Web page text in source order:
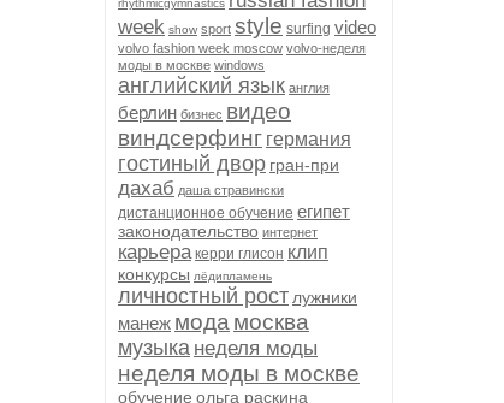
rhythmicgymnastics
week show sport style surfing video
volvo fashion week moscow volvo-неделя
моды в москве windows
английский язык англия
берлин бизнес видео
виндсерфинг германия
гостиный двор гран-при
дахаб даша стравински
дистанционное обучение египет
законодательство интернет
карьера керри глисон клип
конкурсы лёдипламень
личностный рост лужники
манеж мода москва
музыка неделя моды
неделя моды в москве
обучение ольга раскина